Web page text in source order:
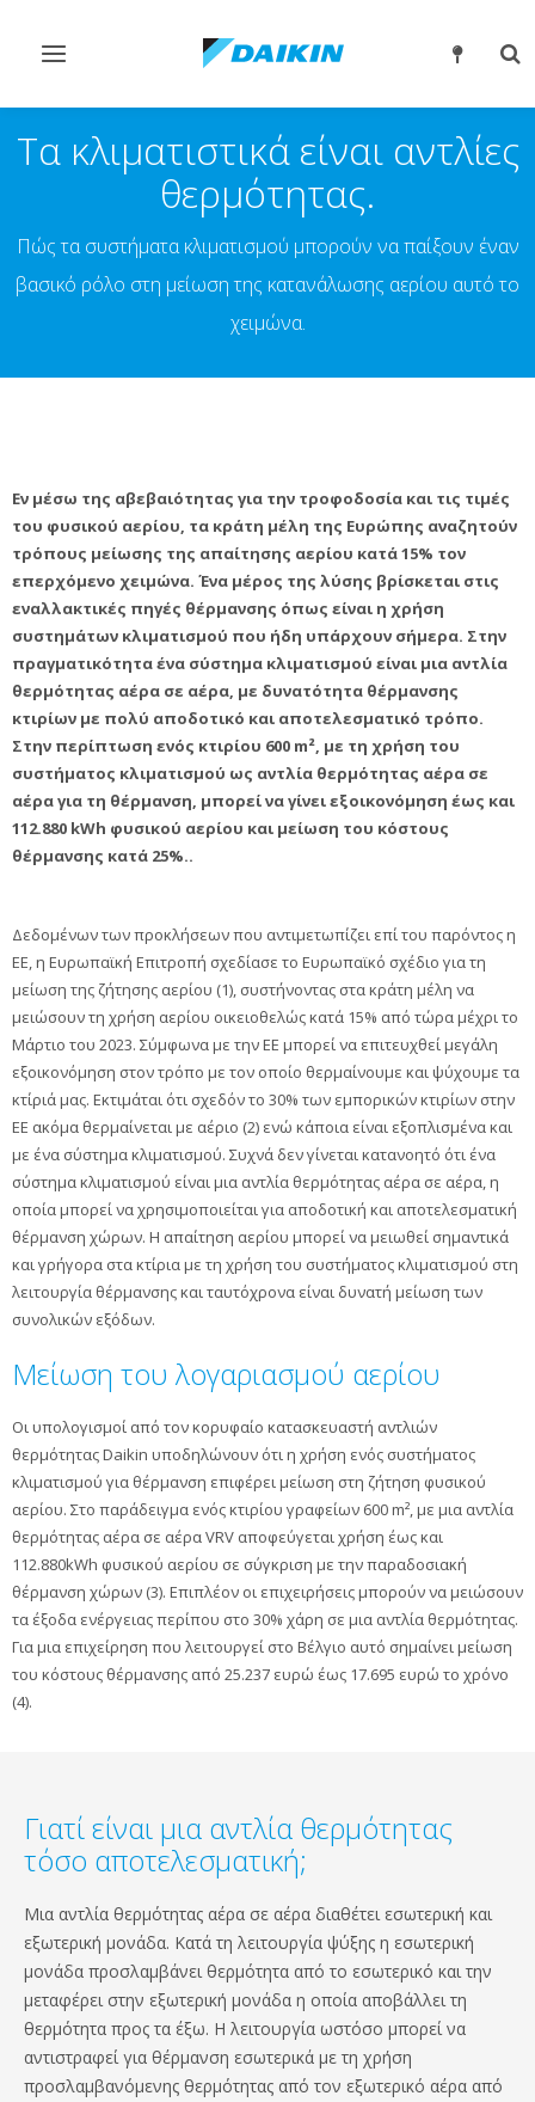
Εναλλαγή
πλοήγηση
Τα κλιματιστικά είναι αντλίες
θερμότητας.
Πώς τα συστήματα κλιματισμού μπορούν να παίξουν έναν
βασικό ρόλο στη μείωση της κατανάλωσης αερίου αυτό το
χειμώνα.
Εν μέσω της αβεβαιότητας για την τροφοδοσία και τις τιμές
του φυσικού αερίου, τα κράτη μέλη της Ευρώπης αναζητούν
τρόπους μείωσης της απαίτησης αερίου κατά 15% τον
επερχόμενο χειμώνα. Ένα μέρος της λύσης βρίσκεται στις
εναλλακτικές πηγές θέρμανσης όπως είναι η χρήση
συστημάτων κλιματισμού που ήδη υπάρχουν σήμερα. Στην
πραγματικότητα ένα σύστημα κλιματισμού είναι μια αντλία
θερμότητας αέρα σε αέρα, με δυνατότητα θέρμανσης
κτιρίων με πολύ αποδοτικό και αποτελεσματικό τρόπο.
Στην περίπτωση ενός κτιρίου 600 m², με τη χρήση του
συστήματος κλιματισμού ως αντλία θερμότητας αέρα σε
αέρα για τη θέρμανση, μπορεί να γίνει εξοικονόμηση έως και
112.880 kWh φυσικού αερίου και μείωση του κόστους
θέρμανσης κατά 25%..
Δεδομένων των προκλήσεων που αντιμετωπίζει επί του παρόντος η
ΕΕ, η Ευρωπαϊκή Επιτροπή σχεδίασε το Ευρωπαϊκό σχέδιο για τη
μείωση της ζήτησης αερίου (1), συστήνοντας στα κράτη μέλη να
μειώσουν τη χρήση αερίου οικειοθελώς κατά 15% από τώρα μέχρι το
Μάρτιο του 2023. Σύμφωνα με την ΕΕ μπορεί να επιτευχθεί μεγάλη
εξοικονόμηση στον τρόπο με τον οποίο θερμαίνουμε και ψύχουμε τα
κτίριά μας. Εκτιμάται ότι σχεδόν το 30% των εμπορικών κτιρίων στην
ΕΕ ακόμα θερμαίνεται με αέριο (2) ενώ κάποια είναι εξοπλισμένα και
με ένα σύστημα κλιματισμού. Συχνά δεν γίνεται κατανοητό ότι ένα
σύστημα κλιματισμού είναι μια αντλία θερμότητας αέρα σε αέρα, η
οποία μπορεί να χρησιμοποιείται για αποδοτική και αποτελεσματική
θέρμανση χώρων. Η απαίτηση αερίου μπορεί να μειωθεί σημαντικά
και γρήγορα στα κτίρια με τη χρήση του συστήματος κλιματισμού στη
λειτουργία θέρμανσης και ταυτόχρονα είναι δυνατή μείωση των
συνολικών εξόδων.
Μείωση του λογαριασμού αερίου
Οι υπολογισμοί από τον κορυφαίο κατασκευαστή αντλιών
θερμότητας Daikin υποδηλώνουν ότι η χρήση ενός συστήματος
κλιματισμού για θέρμανση επιφέρει μείωση στη ζήτηση φυσικού
αερίου. Στο παράδειγμα ενός κτιρίου γραφείων 600 m², με μια αντλία
θερμότητας αέρα σε αέρα VRV αποφεύγεται χρήση έως και
112.880kWh φυσικού αερίου σε σύγκριση με την παραδοσιακή
θέρμανση χώρων (3). Επιπλέον οι επιχειρήσεις μπορούν να μειώσουν
τα έξοδα ενέργειας περίπου στο 30% χάρη σε μια αντλία θερμότητας.
Για μια επιχείρηση που λειτουργεί στο Βέλγιο αυτό σημαίνει μείωση
του κόστους θέρμανσης από 25.237 ευρώ έως 17.695 ευρώ το χρόνο
(4).
Γιατί είναι μια αντλία θερμότητας
τόσο αποτελεσματική;
Μια αντλία θερμότητας αέρα σε αέρα διαθέτει εσωτερική και
εξωτερική μονάδα. Κατά τη λειτουργία ψύξης η εσωτερική
μονάδα προσλαμβάνει θερμότητα από το εσωτερικό και την
μεταφέρει στην εξωτερική μονάδα η οποία αποβάλλει τη
θερμότητα προς τα έξω. Η λειτουργία ωστόσο μπορεί να
αντιστραφεί για θέρμανση εσωτερικά με τη χρήση
προσλαμβανόμενης θερμότητας από τον εξωτερικό αέρα από